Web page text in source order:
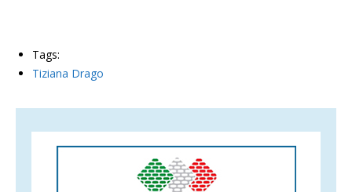
Tags:
Tiziana Drago